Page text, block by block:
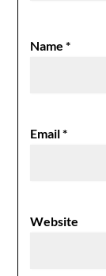
Name*
Email*
Website